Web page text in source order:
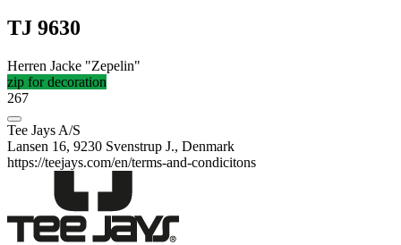
TJ 9630
Herren Jacke "Zepelin"
zip for decoration
267
Tee Jays A/S
Lansen 16, 9230 Svenstrup J., Denmark
https://teejays.com/en/terms-and-condicitons